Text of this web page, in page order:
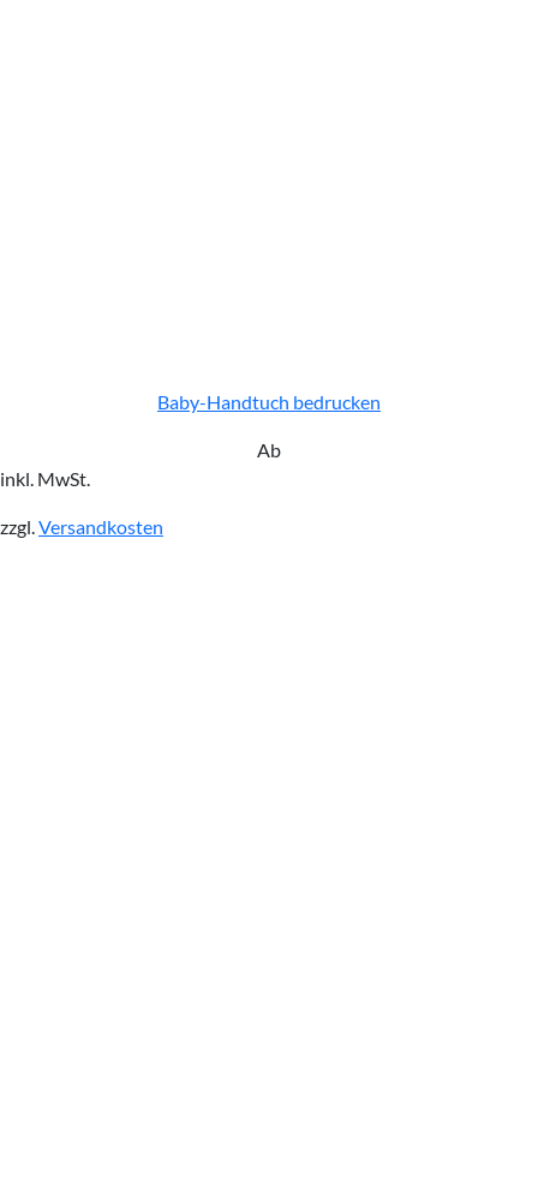
Baby-Handtuch bedrucken
Ab
inkl. MwSt.
zzgl.Versandkosten